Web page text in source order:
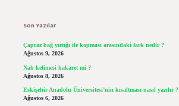
Son Yazılar
Çapraz bağ yırtığı ile kopması arasındaki fark nedir ?
Ağustos 9, 2026
Nah kelimesi hakaret mi ?
Ağustos 8, 2026
Eskişehir Anadolu Üniversitesi’nin kısaltması nasıl yazılır ?
Ağustos 6, 2026